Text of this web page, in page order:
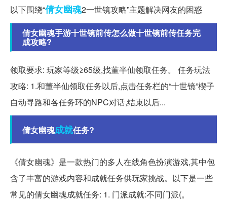
以下围绕“倩女幽魂2一世镜攻略”主题解决网友的困惑
倩女幽魂手游十世镜前传怎么做十世镜前传任务完
成攻略?
领取要求: 玩家等级≥65级,找董半仙领取任务。 任务玩法
攻略: 1.和董半仙领取任务以后,点击任务栏的“十世镜”楔子
自动寻路和各任务环的NPC对话,结束以后...
倩女幽魂成就任务?
《倩女幽魂》是一款热门的多人在线角色扮演游戏,其中包
含了丰富的游戏内容和成就任务供玩家挑战。以下是一些
常见的倩女幽魂成就任务: 1. 门派成就:不同门派(。